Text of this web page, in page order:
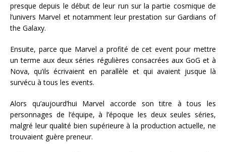
presque depuis le début de leur run sur la partie cosmique de
l’univers Marvel et notamment leur prestation sur Gardians of
the Galaxy.
Ensuite, parce que Marvel a profité de cet event pour mettre
un termeauxdeux séries régulières consacrées aux GoG et à
Nova, qu’ils écrivaient en parallèle et qui avaient jusque là
survécu à tous les events.
Alors qu’aujourd’hui Marvel accorde son titre à tous les
personnages de l’équipe, à l’époque les deux seules séries,
malgré leur qualité bien supérieure à la production actuelle, ne
trouvaient guère preneur.